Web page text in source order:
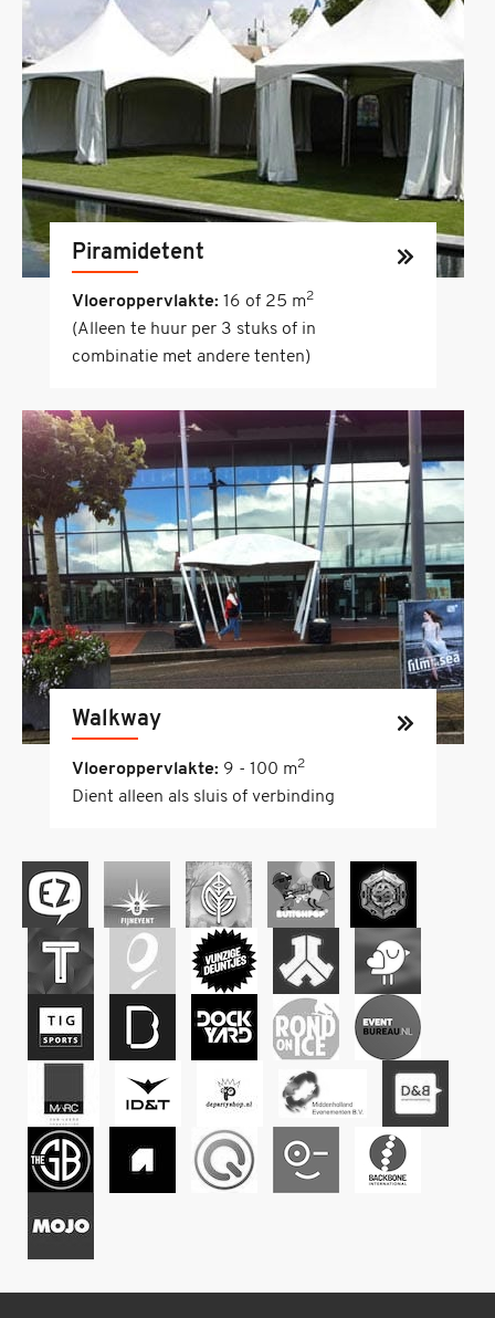
Piramidetent
Vloeroppervlakte: 16 of 25 m2
(Alleen te huur per 3 stuks of in
combinatie met andere tenten)
Walkway
Vloeroppervlakte: 9 - 100 m2
Dient alleen als sluis of verbinding